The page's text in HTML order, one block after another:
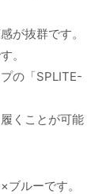
が抜群です。
。
の「SPLITE-
くことが可能
ルーです。